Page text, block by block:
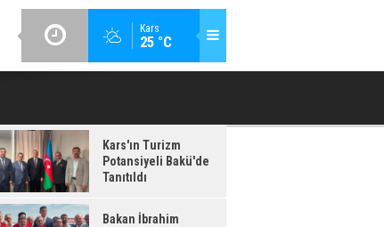
Kars
25 °C
BAKAN İBRAHIM YUMAKLI, KARS'TA (GEKİS)'IN ILK
Kars'ın Turizm
Potansiyeli Bakü'de
Tanıtıldı
Bakan İbrahim